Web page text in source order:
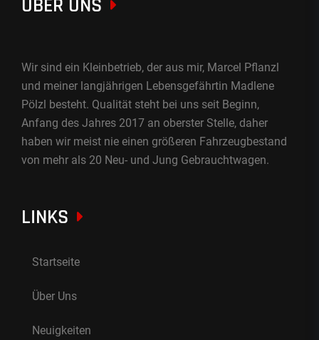
ÜBER UNS
Wir sind ein Kleinbetrieb, der aus mir, Marcel Pflanzl
und meiner langjährigen Lebensgefährtin Madlene
Pölzl besteht. Qualität steht bei uns seit Beginn,
Anfang des Jahres 2017 an oberster Stelle, daher
haben wir meist nie einen größeren Fahrzeugbestand
von mehr als 20 Neu- und Jung Gebrauchtwagen.
LINKS
Startseite
Über Uns
Neuigkeiten